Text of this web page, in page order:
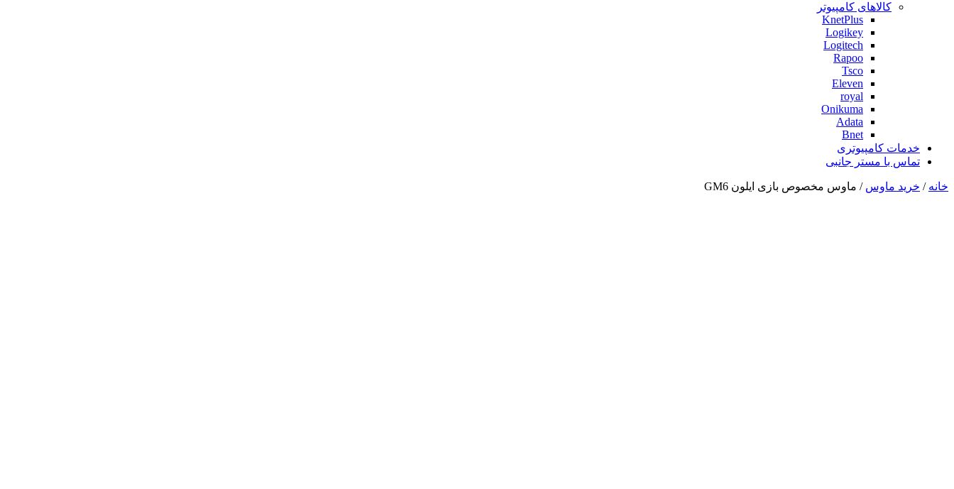
کالاهای کامپیوتر
KnetPlus
Logikey
Logitech
Rapoo
Tsco
Eleven
royal
Onikuma
Adata
Bnet
خدمات کامپیوتری
تماس با مستر جانبی
خانه / خرید ماوس / ماوس مخصوص بازی ایلون GM6